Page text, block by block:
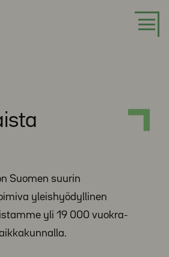
Suomen suurin
yleishyödyllinen
yli 19 000 vuokra-